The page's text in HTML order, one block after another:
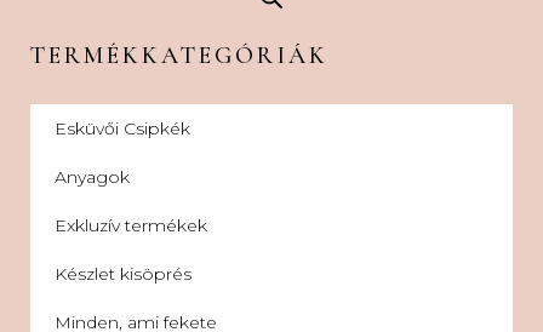
TERMÉKKATEGÓRIÁK
Esküvői Csipkék
Anyagok
Exkluzív termékek
Készlet kisöprés
Minden, ami fekete